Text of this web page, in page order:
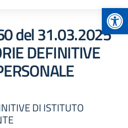
del 31.03.2025
DEFINITIVE
DI ISTITUTO